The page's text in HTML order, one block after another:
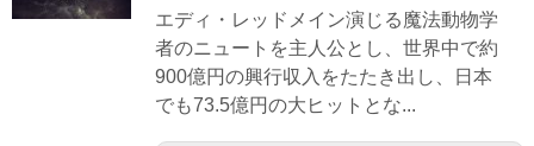
エディ・レッドメイン演じる魔法動物学
者のニュートを主人公とし、世界中で約
900億円の興行収入をたたき出し、日本
でも73.5億円の大ヒットとな...